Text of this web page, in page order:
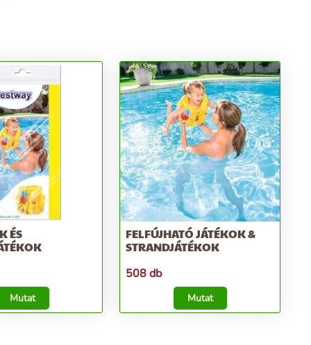
ÉS
Mutat
FELFÚJHATÓ JÁTÉKOK &
STRANDJÁTÉKOK
508 db
Mutat